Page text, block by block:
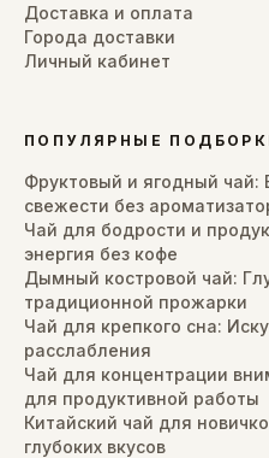
Доставка и оплата
Города доставки
Личный кабинет
ПОПУЛЯРНЫЕ
Фруктовый и ягодный чай:
свежести без
Чай для бодрости и
энергия без кофе
Дымный костровой чай:
традиционной прожарки
Чай для крепкого сна:
расслабления
Чай для концентрации
для продуктивной работы
Китайский чай для
глубоких вкусов